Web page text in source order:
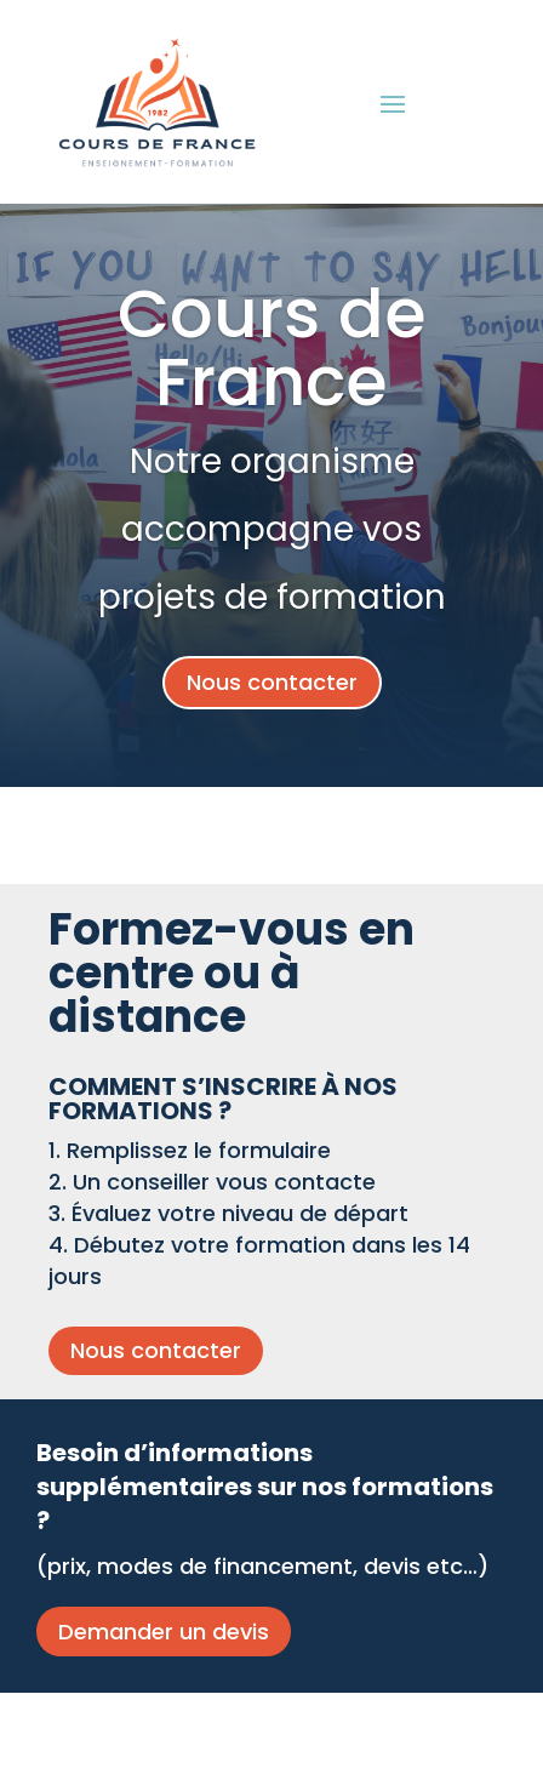
Cours de
France
Notre organisme
accompagne vos
projets de formation
Nous contacter
Formez-vous en
centre ou à
distance
COMMENT S’INSCRIRE À NOS
FORMATIONS ?
Remplissez le formulaire
Un conseiller vous contacte
Évaluez votre niveau de départ
Débutez votre formation dans les 14
jours
Nous contacter
Besoin d’informations
supplémentaires sur nos formations
?
(prix, modes de financement, devis etc…)
Demander un devis